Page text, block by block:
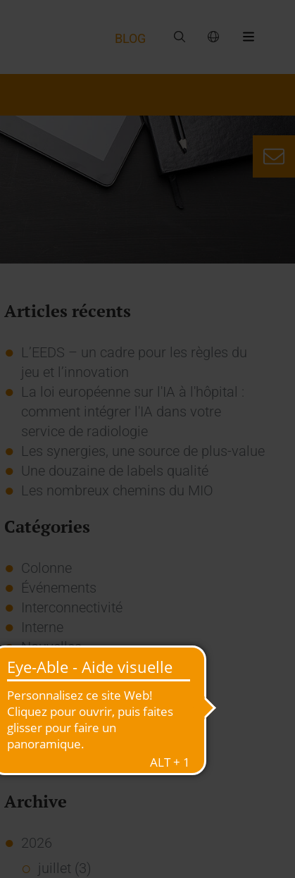
BLOG
Articles récents
L’EEDS – un cadre pour les règles du
jeu et l’innovation
La loi européenne sur l'IA à l'hôpital :
comment intégrer l'IA dans votre
service de radiologie
Les synergies, une source de plus-value
Une douzaine de labels qualité
Les nombreux chemins du MIO
Catégories
Colonne
Événements
Interconnectivité
Interne
Nouvelles
Presse
Rapport
RSE
Stories
Usage des Standards
Archive
2026
juillet (3)